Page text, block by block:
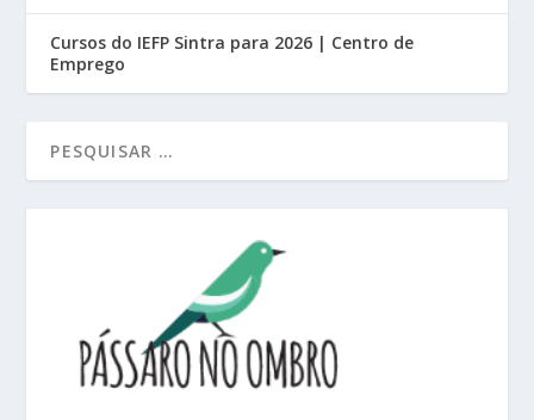
Cursos do IEFP Sintra para 2026 | Centro de
Emprego